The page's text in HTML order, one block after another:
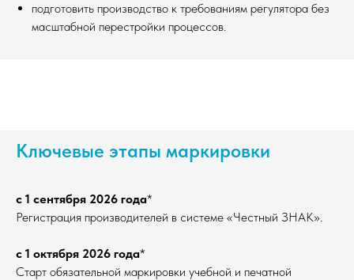
подготовить производство к требованиям регулятора без
масштабной перестройки процессов.
Ключевые этапы маркировки
с 1 сентября 2026 года*
Регистрация производителей в системе «Честный ЗНАК».
с 1 октября 2026 года*
Старт обязательной маркировки учебной и печатной